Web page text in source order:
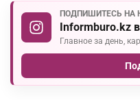
ПОДПИШИТЕСЬ НА
Informburo.kz
Главное за день,